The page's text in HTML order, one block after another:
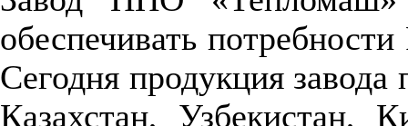
обеспечивать
Сегодня продукция
Казахстан, Узбекистан,